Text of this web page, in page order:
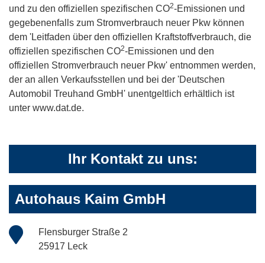
und zu den offiziellen spezifischen CO2-Emissionen und
gegebenenfalls zum Stromverbrauch neuer Pkw können
dem 'Leitfaden über den offiziellen Kraftstoffverbrauch, die
offiziellen spezifischen CO2-Emissionen und den
offiziellen Stromverbrauch neuer Pkw' entnommen werden,
der an allen Verkaufsstellen und bei der 'Deutschen
Automobil Treuhand GmbH' unentgeltlich erhältlich ist
unter www.dat.de.
Ihr Kontakt zu uns:
Autohaus Kaim GmbH
Flensburger Straße 2
25917 Leck